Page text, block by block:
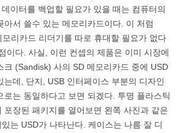
이터를 백업할 필요가 있을 때는 컴퓨터의
아서 쓸수 있는 메모리카드이다. 이 처럼
리카드 리더기를 따로 휴대할 필요가 없다
이다. 사실, 이런 컨셉의 제품은 이미 시장에
크 (Sandisk) 사의 SD 메모리카드 중에 USD
는데, 단지, USB 인터페이스 부분의 디자인
로는 동일하다고 보면 되겠다. 투명 플라스틱
포장된 패키지를 열어보면 왼쪽 사진과 같은
는 USD가 나타난다. 케이스는 나름 잘 디